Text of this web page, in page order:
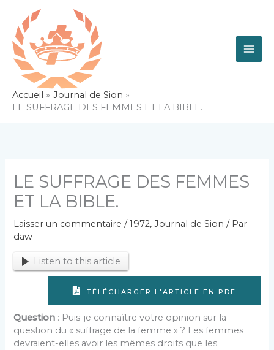
contenu
Accueil
Journal de Sion
LE SUFFRAGE DES FEMMES ET LA BIBLE.
LE SUFFRAGE DES FEMMES
ET LA BIBLE.
Laisser un commentaire /1972,Journal de Sion / Par
daw
Listen to this article
TÉLÉCHARGER L'ARTICLE EN PDF
Question : Puis-je connaître votre opinion sur la
question du « suffrage de la femme » ? Les femmes
devraient-elles avoir les mêmes droits que les